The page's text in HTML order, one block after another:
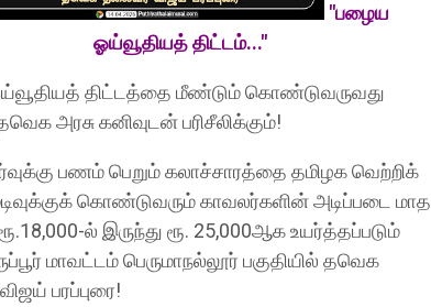
"பழைய
ஓய்வூதியத் திட்டம்..."
திட்டத்தை மீண்டும் கொண்டுவருவது
அரசு கனிவுடன் பரிசீலிக்கும்!
பணம் பெறும் கலாச்சாரத்தை தமிழக வெற்றிக்
கொண்டுவரும் காவலர்களின் அடிப்படை மாத
ல் இருந்து ரூ. 25,000ஆக உயர்த்தப்படும்
மாவட்டம் பெருமாநல்லூர் பகுதியில் தவெக
பரப்புரை!